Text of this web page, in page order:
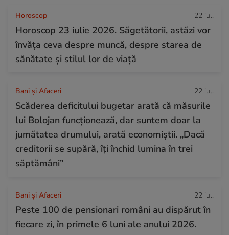
Horoscop 22 iul.
Horoscop 23 iulie 2026. Săgetătorii, astăzi vor
învăța ceva despre muncă, despre starea de
sănătate și stilul lor de viață
Bani și Afaceri 22 iul.
Scăderea deficitului bugetar arată că măsurile
lui Bolojan funcționează, dar suntem doar la
jumătatea drumului, arată economiștii. „Dacă
creditorii se supără, îți închid lumina în trei
săptămâni”
Bani și Afaceri 22 iul.
Peste 100 de pensionari români au dispărut în
fiecare zi, în primele 6 luni ale anului 2026.